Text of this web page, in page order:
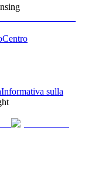
Centro
Informativa sulla